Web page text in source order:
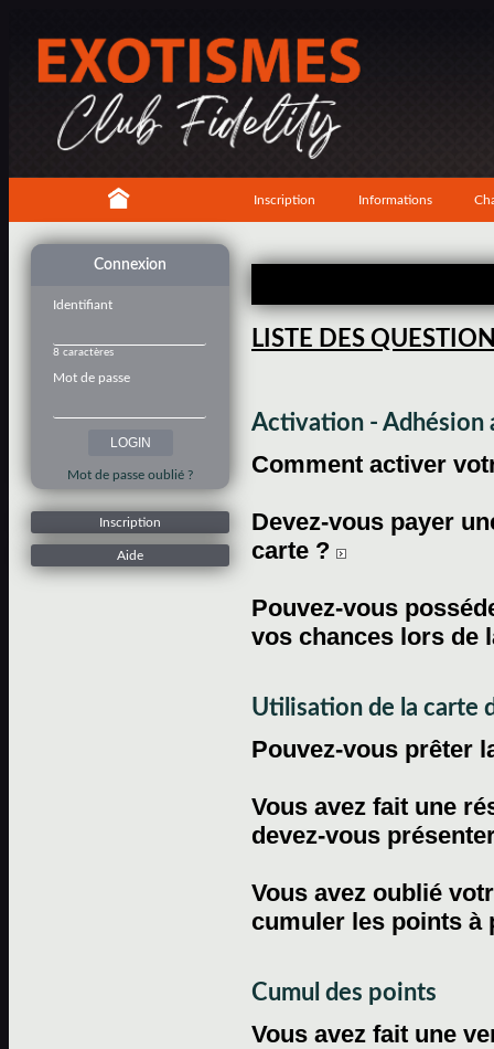
Inscription Informations
Connexion
Identifiant
8 caractères
Mot de passe
Mot de passe oublié ?
Inscription
Aide
LISTE DES
Activation - Adhésion
Comment activer
Devez-vous payer
carte ?
Pouvez-vous
vos chances lors de
Utilisation de la carte
Pouvez-vous prêter
Vous avez fait une
devez-vous
Vous avez oublié
cumuler les points
Cumul des points
Vous avez fait une